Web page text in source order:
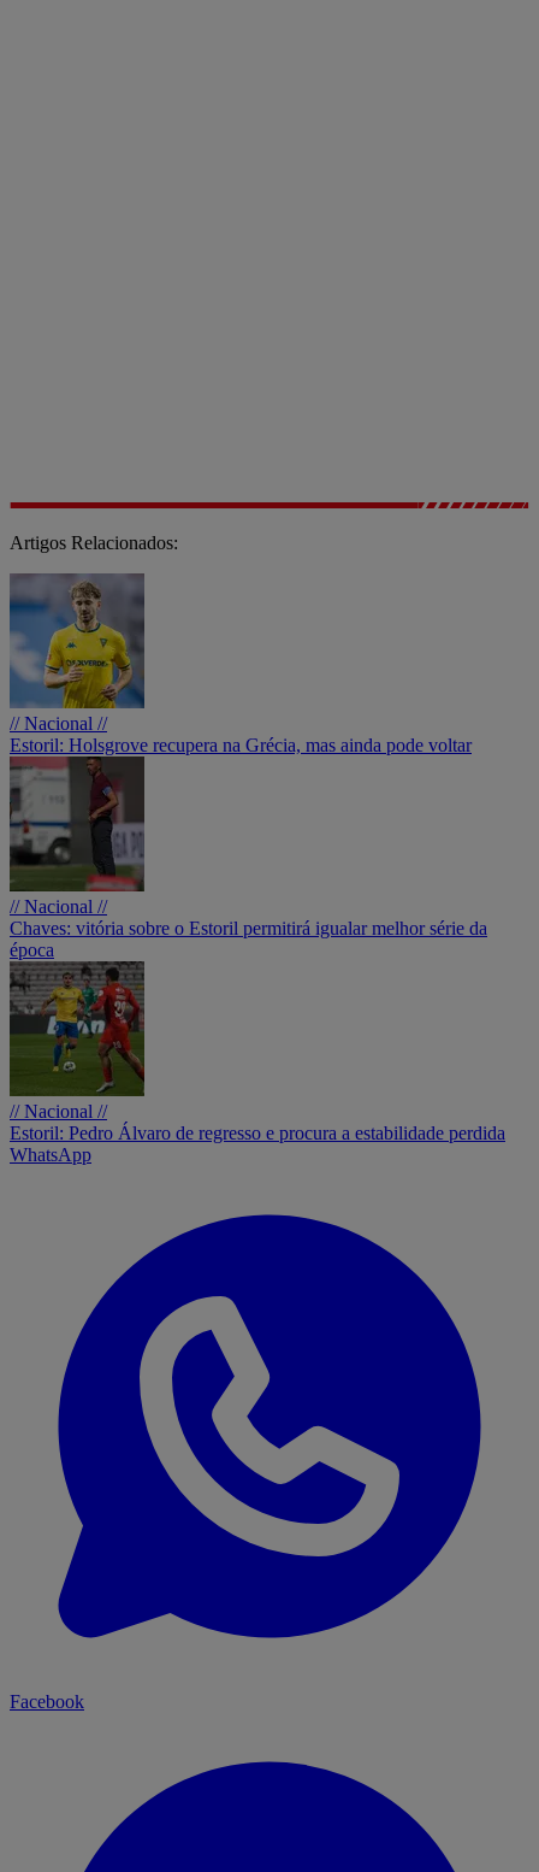
Artigos Relacionados:
// Nacional //
Estoril: Holsgrove recupera na Grécia, mas ainda pode voltar
// Nacional //
Chaves: vitória sobre o Estoril permitirá igualar melhor série da
época
// Nacional //
Estoril: Pedro Álvaro de regresso e procura a estabilidade perdida
WhatsApp
Facebook